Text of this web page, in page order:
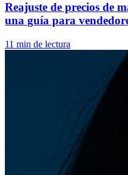
Reajuste de precios de
una guía para
11 min de lectura